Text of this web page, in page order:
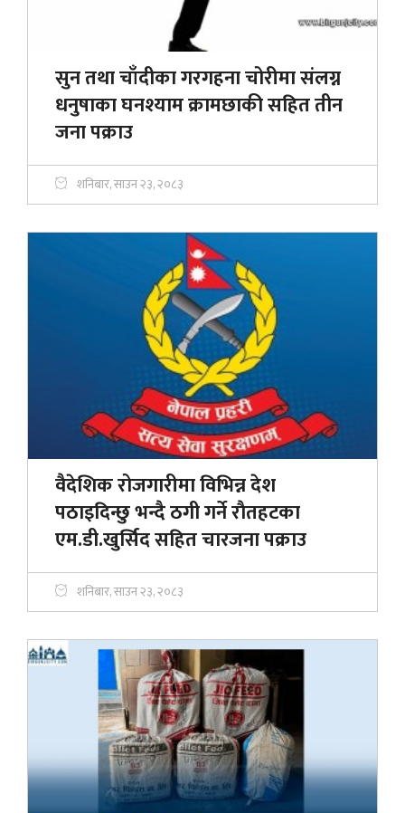
सुन तथा चाँदीका गरगहना चोरीमा संलग्न
धनुषाका घनश्याम क्रामछाकी सहित तीन
जना पक्राउ
शनिबार, साउन २३, २०८३
वैदेशिक रोजगारीमा विभिन्न देश
पठाइदिन्छु भन्दै ठगी गर्ने राैतहटका
एम.डी.खुर्सिद सहित चारजना पक्राउ
शनिबार, साउन २३, २०८३